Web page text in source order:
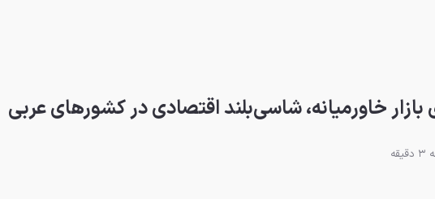
بازار خاورمیانه، شاسی‌بلند اقتصادی در کشورهای عربی